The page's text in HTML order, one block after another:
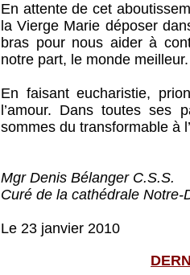
En attente de cet
la Vierge Marie déposer
bras pour nous aider à
notre part, le monde meilleur.
En faisant eucharistie,
l’amour. Dans toutes ses
sommes du transformable à
Mgr Denis Bélanger C.S.S.
Curé de la cathédrale Notre-
Le 23 janvier 2010